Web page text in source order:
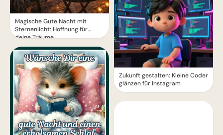
Magische Gute Nacht mit
Sternenlicht: Hoffnung für
deine Träume
Zukunft gestalten: Kleine Coder
glänzen für Instagram